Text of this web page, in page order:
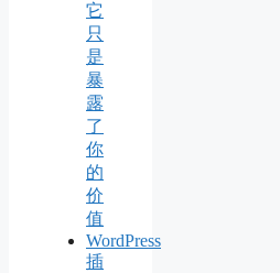
它
只
是
暴
露
了
你
的
价
值
WordPress
插